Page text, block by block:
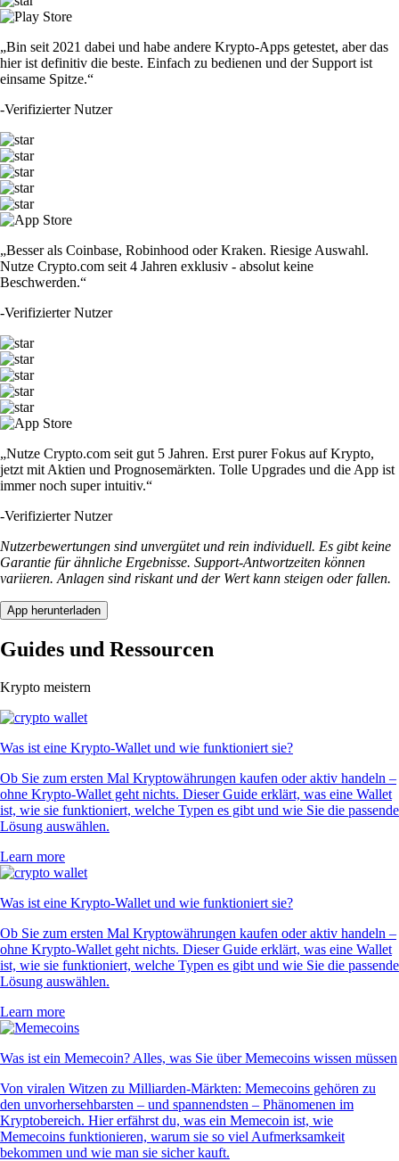
„Bin seit 2021 dabei und habe andere Krypto-Apps getestet, aber das
hier ist definitiv die beste. Einfach zu bedienen und der Support ist
einsame Spitze.“
-Verifizierter Nutzer
„Besser als Coinbase, Robinhood oder Kraken. Riesige Auswahl.
Nutze Crypto.com seit 4 Jahren exklusiv - absolut keine
Beschwerden.“
-Verifizierter Nutzer
„Nutze Crypto.com seit gut 5 Jahren. Erst purer Fokus auf Krypto,
jetzt mit Aktien und Prognosemärkten. Tolle Upgrades und die App ist
immer noch super intuitiv.“
-Verifizierter Nutzer
Nutzerbewertungen sind unvergütet und rein individuell. Es gibt keine
Garantie für ähnliche Ergebnisse. Support-Antwortzeiten können
variieren. Anlagen sind riskant und der Wert kann steigen oder fallen.
App herunterladen
Guides und Ressourcen
Krypto meistern
Was ist eine Krypto-Wallet und wie funktioniert sie?
Ob Sie zum ersten Mal Kryptowährungen kaufen oder aktiv handeln –
ohne Krypto-Wallet geht nichts. Dieser Guide erklärt, was eine Wallet
ist, wie sie funktioniert, welche Typen es gibt und wie Sie die passende
Lösung auswählen.
Learn more
Was ist eine Krypto-Wallet und wie funktioniert sie?
Ob Sie zum ersten Mal Kryptowährungen kaufen oder aktiv handeln –
ohne Krypto-Wallet geht nichts. Dieser Guide erklärt, was eine Wallet
ist, wie sie funktioniert, welche Typen es gibt und wie Sie die passende
Lösung auswählen.
Learn more
Was ist ein Memecoin? Alles, was Sie über Memecoins wissen müssen
Von viralen Witzen zu Milliarden-Märkten: Memecoins gehören zu
den unvorhersehbarsten – und spannendsten – Phänomenen im
Kryptobereich. Hier erfährst du, was ein Memecoin ist, wie
Memecoins funktionieren, warum sie so viel Aufmerksamkeit
bekommen und wie man sie sicher kauft.